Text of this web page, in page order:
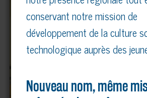
conservant notre mission de
développement de la culture
technologique auprès des
Nouveau nom, même